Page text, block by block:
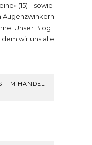
(15) - sowie
Augenzwinkern
Unser Blog
wir uns alle
IM HANDEL